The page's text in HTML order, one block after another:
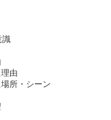
識
由
所・シーン